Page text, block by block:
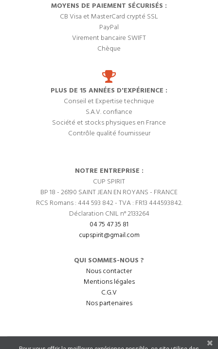
MOYENS DE PAIEMENT SÉCURISÉS :
CB Visa et MasterCard crypté SSL
PayPal
Virement bancaire SWIFT
Chèque
PLUS DE 15 ANNÉES D'EXPÉRIENCE :
Conseil et Expertise technique
S.A.V. confiance
Société et stocks physiques en France
Contrôle qualité fournisseur
NOTRE ENTREPRISE :
CUP SPIRIT
BP 18 - 26190 SAINT JEAN EN ROYANS - FRANCE
RCS Romans : 444 593 842 - TVA : FR13 444593842.
Déclaration CNIL n° 2133264
04 75 47 35 81
cupspirit@gmail.com
QUI SOMMES-NOUS ?
Nous contacter
Mentions légales
C.G.V
Nos partenaires